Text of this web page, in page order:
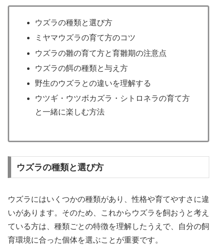
ウズラの種類と選び方
ミヤマウズラの育て方のコツ
ウズラの雛の育て方と育雛期の注意点
ウズラの餌の種類と与え方
野生のウズラとの違いを理解する
ウツギ・ウツボカズラ・シトロネラの育て方
と一緒に楽しむ方法
ウズラの種類と選び方
ウズラにはいくつかの種類があり、性格や育てやすさに違
いがあります。そのため、これからウズラを飼おうと考え
ている方は、種類ごとの特徴を理解したうえで、自分の飼
育環境に合った個体を選ぶことが重要です。